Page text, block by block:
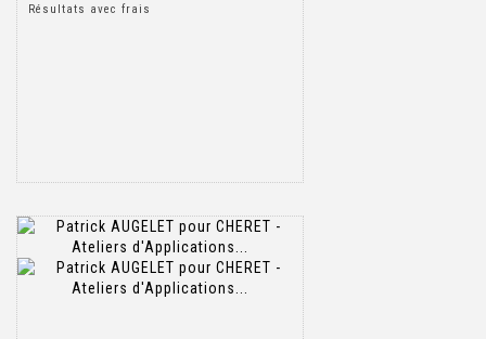
Résultats avec frais